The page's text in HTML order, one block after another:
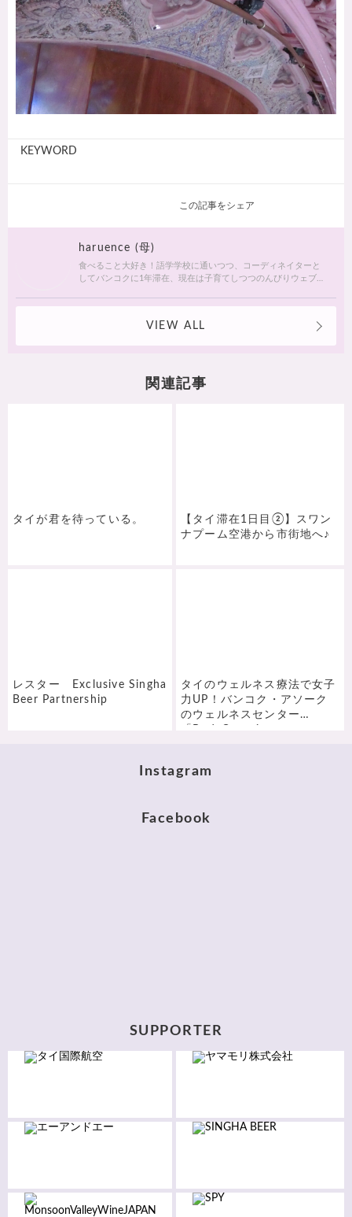
KEYWORD
この記事をシェア
haruence (母)
食べること大好き！語学学校に通いつつ、コーディネイターと
してバンコクに1年滞在、現在は子育てしつつのんびりウェブラ
VIEW ALL
関連記事
タイが君を待っている。
【タイ滞在1日目②】スワン
ナプーム空港から市街地へ♪
レスター Exclusive Singha
Beer Partnership
タイのウェルネス療法で女子
力UP！バンコク・アソーク
のウェルネスセンター
Instagram
Facebook
SUPPORTER